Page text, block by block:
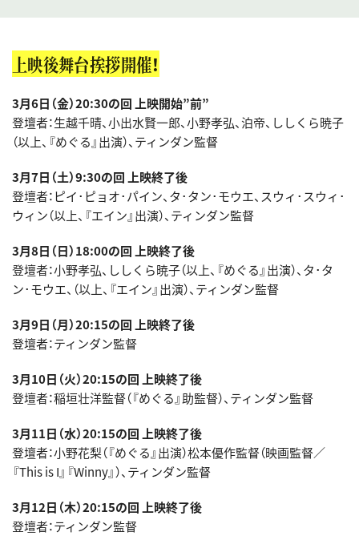
上映後舞台挨拶開催！
3月6日（金）20:30の回 上映開始”前”
登壇者：生越千晴、小出水賢一郎、小野孝弘、泊帝、ししくら暁子
（以上、『めぐる』出演）、ティンダン監督
3月7日（土）9:30の回 上映終了後
登壇者：ピイ･ピョオ･パイン、タ･タン･モウエ、スウィ･スウィ･
ウィン（以上、『エイン』出演）、ティンダン監督
3月8日（日）18:00の回 上映終了後
登壇者：小野孝弘、ししくら暁子（以上、『めぐる』出演）、タ･タ
ン･モウエ、（以上、『エイン』出演）、ティンダン監督
3月9日（月）20:15の回 上映終了後
登壇者：ティンダン監督
3月10日（火）20:15の回 上映終了後
登壇者：稲垣壮洋監督（『めぐる』助監督）、ティンダン監督
3月11日（水）20:15の回 上映終了後
登壇者：小野花梨（『めぐる』出演）松本優作監督（映画監督／
『This is I』『Winny』）、ティンダン監督
3月12日（木）20:15の回 上映終了後
登壇者：ティンダン監督